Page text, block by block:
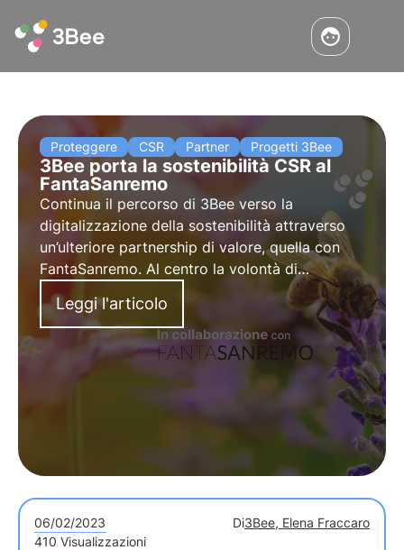
Proteggere CSR Partner Progetti 3Bee
3Bee porta la sostenibilità CSR al
FantaSanremo
Continua il percorso di 3Bee verso la
digitalizzazione della sostenibilità attraverso
un’ulteriore partnership di valore, quella con
FantaSanremo. Al centro la volontà di
raggiungere un pubblico sempre più vasto di
imprese e cittadini consapevoli e diffondere
l’importanza della biodiversità.
Leggi l'articolo
06/02/2023 Di3Bee, Elena Fraccaro
410 Visualizzazioni